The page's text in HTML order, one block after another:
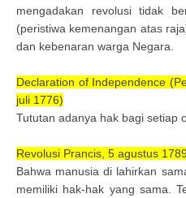
mengadakan revolusi tidak
(peristiwa kemenangan atas
dan kebenaran warga Negara.
Declaration of Independence
juli 1776)
Tututan adanya hak bagi setiap
Revolusi Prancis, 5 agustus 1789
Bahwa manusia di lahirkan
memiliki hak-hak yang sama.